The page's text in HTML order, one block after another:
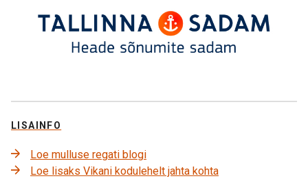
LISAINFO
Loe mulluse regati blogi
Loe lisaks Vikani kodulehelt jahta kohta